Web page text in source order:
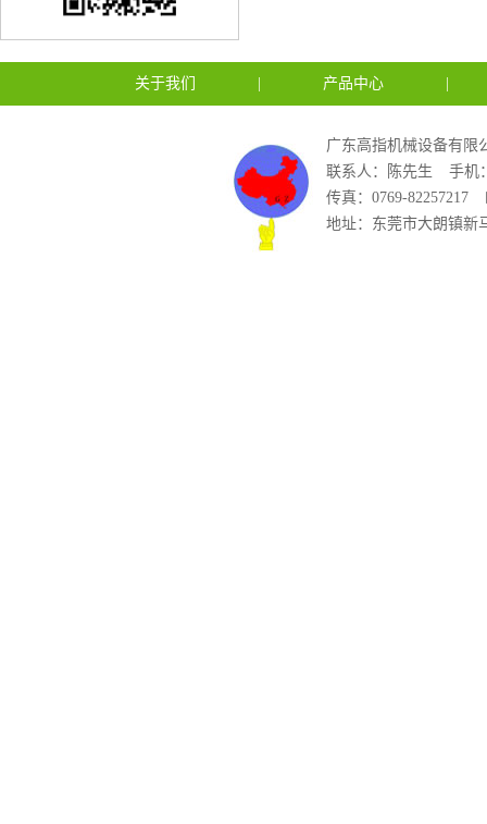
关于我们 产品中心
广东高指机械设备有限
联系人：陈先生
手机
传真：0769-82257217
地址：东莞市大朗镇新